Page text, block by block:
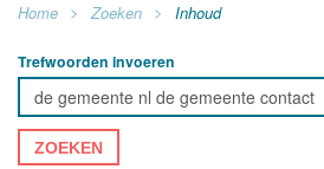
Home Zoeken Inhoud
Trefwoorden invoeren
ZOEKEN